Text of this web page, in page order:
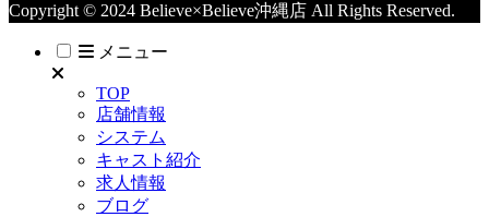
Copyright © 2024 Believe×Believe沖縄店 All Rights Reserved.
メニュー
TOP
店舗情報
システム
キャスト紹介
求人情報
ブログ